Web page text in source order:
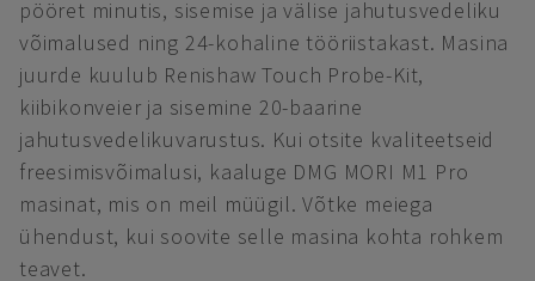
pööret minutis, sisemise ja välise jahutusvedeliku
võimalused ning 24-kohaline tööriistakast. Masina
juurde kuulub Renishaw Touch Probe-Kit,
kiibikonveier ja sisemine 20-baarine
jahutusvedelikuvarustus. Kui otsite kvaliteetseid
freesimisvõimalusi, kaaluge DMG MORI M1 Pro
masinat, mis on meil müügil. Võtke meiega
ühendust, kui soovite selle masina kohta rohkem
teavet.